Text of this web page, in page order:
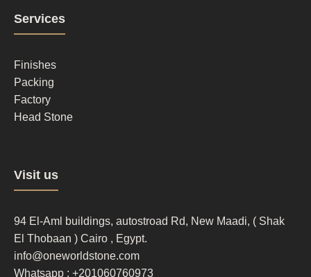
Footer
column
2
Services
Finishes
Packing
Factory
Head Stone
Footer
column
3
Visit us
94 El-Aml buildings, autostroad Rd, New Maadi, ( Shak
El Thobaan ) Cairo , Egypt.
info@oneworldstone.com
Whatsapp : +201060760973